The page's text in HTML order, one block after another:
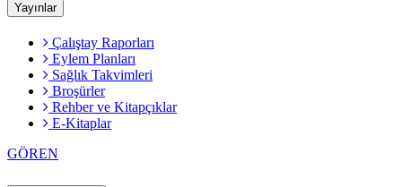
Yayınlar
Çalıştay Raporları
Eylem Planları
Sağlık Takvimleri
Broşürler
Rehber ve Kitapçıklar
E-Kitaplar
GÖREN